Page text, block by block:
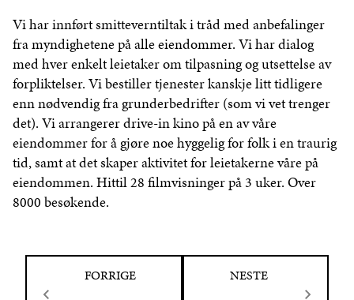
Vi har innført smitteverntiltak i tråd med anbefalinger
fra myndighetene på alle eiendommer. Vi har dialog
med hver enkelt leietaker om tilpasning og utsettelse av
forpliktelser. Vi bestiller tjenester kanskje litt tidligere
enn nødvendig fra grunderbedrifter (som vi vet trenger
det). Vi arrangerer drive-in kino på en av våre
eiendommer for å gjøre noe hyggelig for folk i en traurig
tid, samt at det skaper aktivitet for leietakerne våre på
eiendommen. Hittil 28 filmvisninger på 3 uker. Over
8000 besøkende.
FORRIGE NESTE